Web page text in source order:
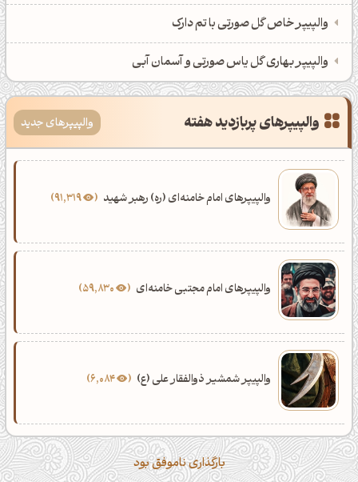
والپیپر خاص گل صورتی با تم دارک
والپیپر بهاری گل یاس صورتی و آسمان آبی
والپیپرهای پربازدید هفته والپیپرهای جدید
والپیپرهای امام خامنه‌ای (ره) رهبر شهید 91,319
والپیپرهای امام مجتبی خامنه‌ای
والپیپر شمشیر ذوالفقار علی (ع) 6,084
بارگذاری ناموفق بود